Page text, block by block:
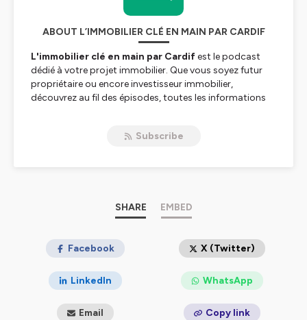
ABOUT L’IMMOBILIER CLÉ EN MAIN PAR CARDIF
L'immobilier clé en main par Cardifest le podcast
dédié à votre projet immobilier. Que vous soyez futur
propriétaire ou encore investisseur immobilier,
découvrez au fil des épisodes, toutes les informations
Dans chaque épisode, nous aborderons des sujets tels
Rejoignez-nous dès maintenant pour être accompagné
dans toutes les étapes de votre projet immobilier.
Hébergé par Ausha. Visitez
ausha.co/politique-de-
Subscribe
SHARE EMBED
Facebook X (Twitter)
LinkedIn WhatsApp
Email Copy link